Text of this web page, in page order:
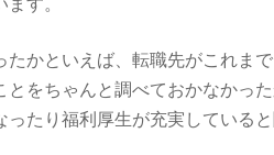
す。
たかといえば、転職先がこれま
とをちゃんと調べておかなかった
ったり福利厚生が充実している